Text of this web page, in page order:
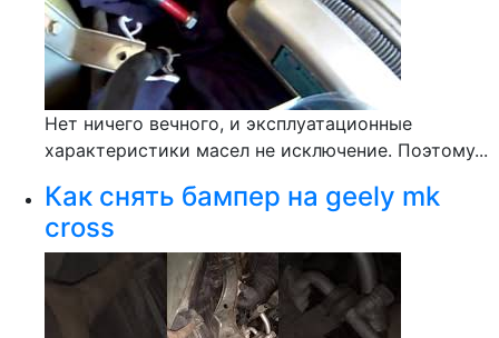
Нет ничего вечного, и эксплуатационные
характеристики масел не исключение. Поэтому...
Как снять бампер на geely mk
cross